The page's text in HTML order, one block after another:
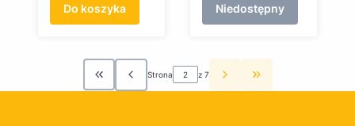
Do koszyka Niedostępny
Wróć do pierwszej strony z produktami
Strona z 7 Przejdź do